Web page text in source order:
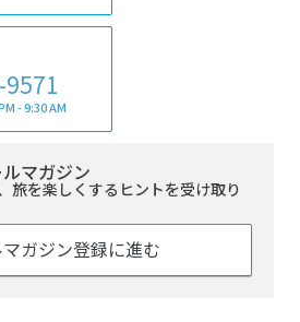
- 9:30 AM
マガジン
旅を楽しくするヒントを受け取り
ガジン登録に進む